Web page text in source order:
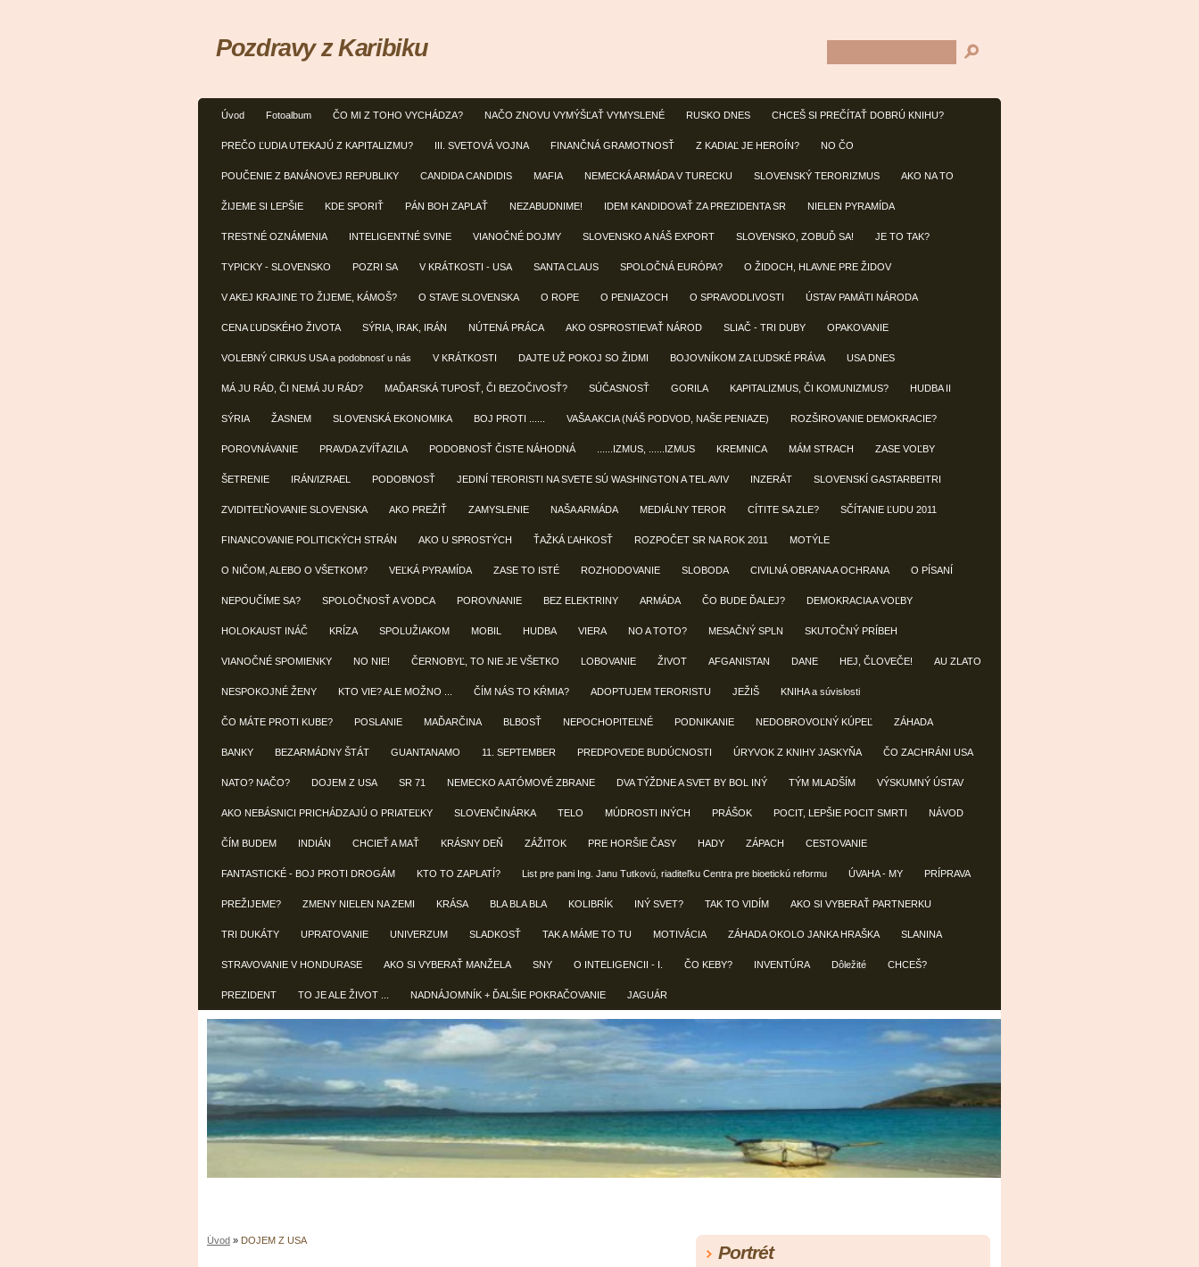
Úvod Fotoalbum ČO MI Z TOHO VYCHÁDZA? NAČO ZNOVU VYMÝŠĽAŤ VYMYSLENÉ RUSKO DNES CHCEŠ SI PREČÍTAŤ DOBRÚ KNIHU?
PREČO ĽUDIA UTEKAJÚ Z KAPITALIZMU? III. SVETOVÁ VOJNA FINANČNÁ GRAMOTNOSŤ Z KADIAĽ JE HEROÍN? NO ČO
POUČENIE Z BANÁNOVEJ REPUBLIKY CANDIDA CANDIDIS MAFIA NEMECKÁ ARMÁDA V TURECKU SLOVENSKÝ TERORIZMUS AKO NA TO
ŽIJEME SI LEPŠIE KDE SPORIŤ PÁN BOH ZAPLAŤ NEZABUDNIME! IDEM KANDIDOVAŤ ZA PREZIDENTA SR NIELEN PYRAMÍDA
TRESTNÉ OZNÁMENIA INTELIGENTNÉ SVINE VIANOČNÉ DOJMY SLOVENSKO A NÁŠ EXPORT SLOVENSKO, ZOBUĎ SA! JE TO TAK?
TYPICKY - SLOVENSKO POZRI SA V KRÁTKOSTI - USA SANTA CLAUS SPOLOČNÁ EURÓPA? O ŽIDOCH, HLAVNE PRE ŽIDOV
V AKEJ KRAJINE TO ŽIJEME, KÁMOŠ? O STAVE SLOVENSKA O ROPE O PENIAZOCH O SPRAVODLIVOSTI ÚSTAV PAMÄTI NÁRODA
CENA ĽUDSKÉHO ŽIVOTA SÝRIA, IRAK, IRÁN NÚTENÁ PRÁCA AKO OSPROSTIEVAŤ NÁROD SLIAČ - TRI DUBY OPAKOVANIE
VOLEBNÝ CIRKUS USA a podobnosť u nás V KRÁTKOSTI DAJTE UŽ POKOJ SO ŽIDMI BOJOVNÍKOM ZA ĽUDSKÉ PRÁVA USA DNES
MÁ JU RÁD, ČI NEMÁ JU RÁD? MAĎARSKÁ TUPOSŤ, ČI BEZOČIVOSŤ? SÚČASNOSŤ GORILA KAPITALIZMUS, ČI KOMUNIZMUS? HUDBA II
SÝRIA ŽASNEM SLOVENSKÁ EKONOMIKA BOJ PROTI ...... VAŠA AKCIA (NÁŠ PODVOD, NAŠE PENIAZE) ROZŠIROVANIE DEMOKRACIE?
POROVNÁVANIE PRAVDA ZVÍŤAZILA PODOBNOSŤ ČISTE NÁHODNÁ ......IZMUS, ......IZMUS KREMNICA MÁM STRACH ZASE VOĽBY
ŠETRENIE IRÁN/IZRAEL PODOBNOSŤ JEDINÍ TERORISTI NA SVETE SÚ WASHINGTON A TEL AVIV INZERÁT SLOVENSKÍ GASTARBEITRI
ZVIDITEĽŇOVANIE SLOVENSKA AKO PREŽIŤ ZAMYSLENIE NAŠA ARMÁDA MEDIÁLNY TEROR CÍTITE SA ZLE? SČÍTANIE ĽUDU 2011
FINANCOVANIE POLITICKÝCH STRÁN AKO U SPROSTÝCH ŤAŽKÁ ĽAHKOSŤ ROZPOČET SR NA ROK 2011 MOTÝLE
O NIČOM, ALEBO O VŠETKOM? VEĽKÁ PYRAMÍDA ZASE TO ISTÉ ROZHODOVANIE SLOBODA CIVILNÁ OBRANA A OCHRANA O PÍSANÍ
NEPOUČÍME SA? SPOLOČNOSŤ A VODCA POROVNANIE BEZ ELEKTRINY ARMÁDA ČO BUDE ĎALEJ? DEMOKRACIA A VOĽBY
HOLOKAUST INÁČ KRÍZA SPOLUŽIAKOM MOBIL HUDBA VIERA NO A TOTO? MESAČNÝ SPLN SKUTOČNÝ PRÍBEH
VIANOČNÉ SPOMIENKY NO NIE! ČERNOBYĽ, TO NIE JE VŠETKO LOBOVANIE ŽIVOT AFGANISTAN DANE HEJ, ČLOVEČE! AU ZLATO
NESPOKOJNÉ ŽENY KTO VIE? ALE MOŽNO ... ČÍM NÁS TO KŔMIA? ADOPTUJEM TERORISTU JEŽIŠ KNIHA a súvislosti
ČO MÁTE PROTI KUBE? POSLANIE MAĎARČINA BLBOSŤ NEPOCHOPITEĽNÉ PODNIKANIE NEDOBROVOĽNÝ KÚPEĽ ZÁHADA
BANKY BEZARMÁDNY ŠTÁT GUANTANAMO 11. SEPTEMBER PREDPOVEDE BUDÚCNOSTI ÚRYVOK Z KNIHY JASKYŇA ČO ZACHRÁNI USA
NATO? NAČO? DOJEM Z USA SR 71 NEMECKO A ATÓMOVÉ ZBRANE DVA TÝŽDNE A SVET BY BOL INÝ TÝM MLADŠÍM VÝSKUMNÝ ÚSTAV
AKO NEBÁSNICI PRICHÁDZAJÚ O PRIATEĽKY SLOVENČINÁRKA TELO MÚDROSTI INÝCH PRÁŠOK POCIT, LEPŠIE POCIT SMRTI NÁVOD
ČÍM BUDEM INDIÁN CHCIEŤ A MAŤ KRÁSNY DEŇ ZÁŽITOK PRE HORŠIE ČASY HADY ZÁPACH CESTOVANIE
FANTASTICKÉ - BOJ PROTI DROGÁM KTO TO ZAPLATÍ? List pre pani Ing. Janu Tutkovú, riaditeľku Centra pre bioetickú reformu ÚVAHA - MY PRÍPRAVA
PREŽIJEME? ZMENY NIELEN NA ZEMI KRÁSA BLA BLA BLA KOLIBRÍK INÝ SVET? TAK TO VIDÍM AKO SI VYBERAŤ PARTNERKU
TRI DUKÁTY UPRATOVANIE UNIVERZUM SLADKOSŤ TAK A MÁME TO TU MOTIVÁCIA ZÁHADA OKOLO JANKA HRAŠKA SLANINA
STRAVOVANIE V HONDURASE AKO SI VYBERAŤ MANŽELA SNY O INTELIGENCII - I. ČO KEBY? INVENTÚRA Dôležité CHCEŠ?
PREZIDENT TO JE ALE ŽIVOT ... NADNÁJOMNÍK + ĎALŠIE POKRAČOVANIE JAGUÁR
Pozdravy z Karibiku
Úvod » DOJEM Z USA
Portrét